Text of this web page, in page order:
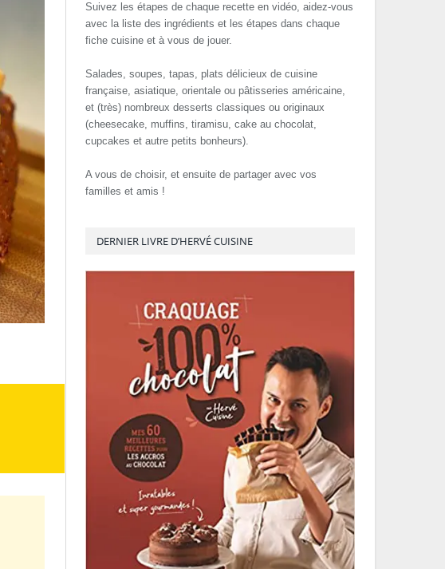
Suivez les étapes de chaque recette en vidéo, aidez-vous
avec la liste des ingrédients et les étapes dans chaque
fiche cuisine et à vous de jouer.
Salades, soupes, tapas, plats délicieux de cuisine
française, asiatique, orientale ou pâtisseries américaine,
et (très) nombreux desserts classiques ou originaux
(cheesecake, muffins, tiramisu, cake au chocolat,
cupcakes et autre petits bonheurs).
A vous de choisir, et ensuite de partager avec vos
familles et amis !
DERNIER LIVRE D’HERVÉ CUISINE